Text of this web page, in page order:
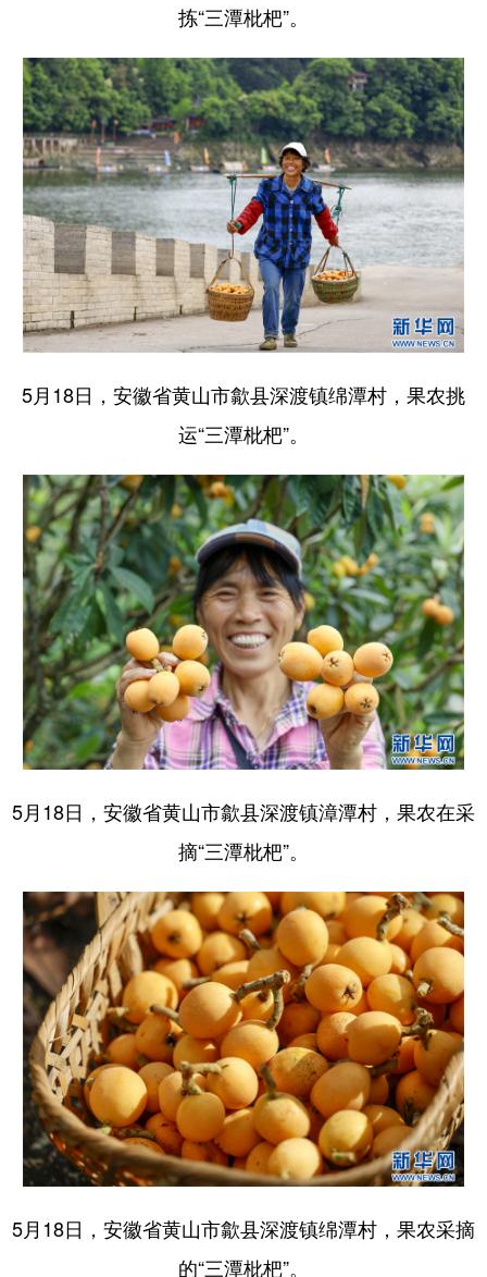
拣“三潭枇杷”。
5月18日，安徽省黄山市歙县深渡镇绵潭村，果农挑
运“三潭枇杷”。
5月18日，安徽省黄山市歙县深渡镇漳潭村，果农在采
摘“三潭枇杷”。
5月18日，安徽省黄山市歙县深渡镇绵潭村，果农采摘
的“三潭枇杷”。